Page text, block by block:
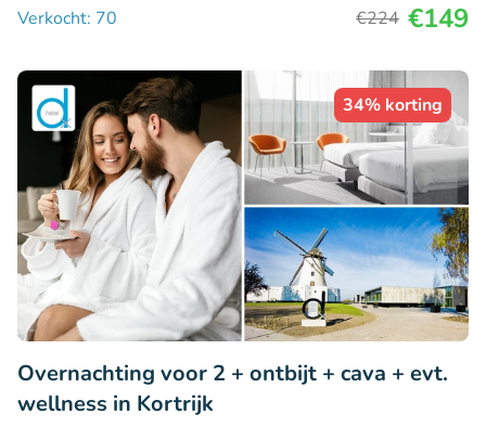
Verkocht: 70
€224 €149
34% korting
Overnachting voor 2 + ontbijt + cava + evt.
wellness in Kortrijk